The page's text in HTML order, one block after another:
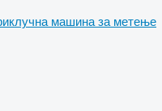
машина за метење